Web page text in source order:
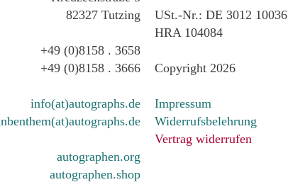
82327 Tutzing
+49 (0)8158 . 3658
+49 (0)8158 . 3666
info(at)autographs.de
autographen.org
autographen.shop
USt.-Nr.: DE 3012 10036
HRA 104084
Copyright 2026
Impressum
Widerrufsbelehrung
Vertrag widerrufen